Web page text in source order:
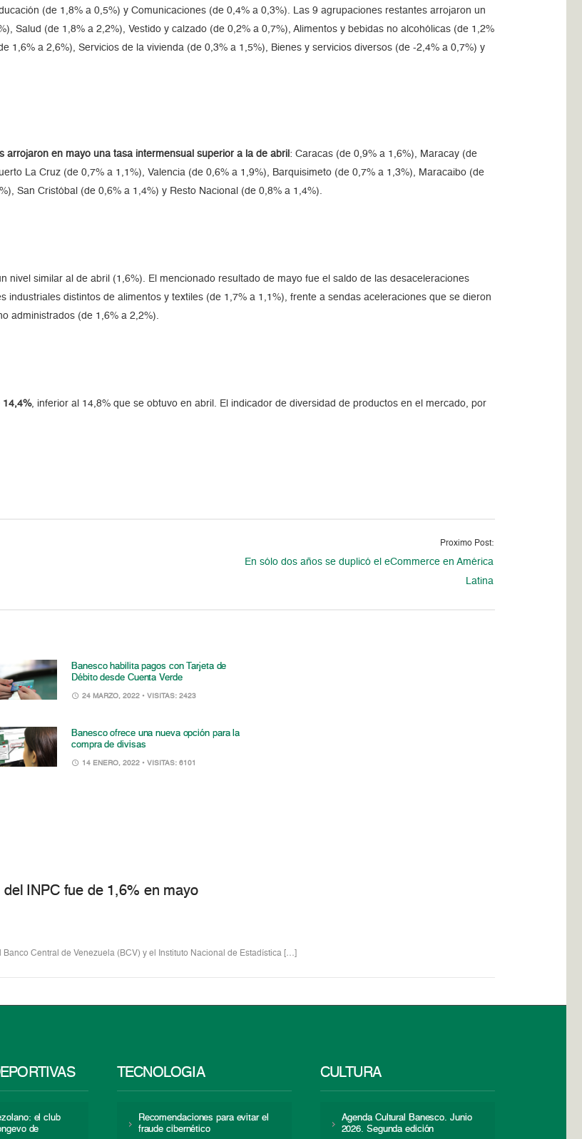
(de 1,8% a 0,5%) y Comunicaciones (de 0,4% a 0,3%). Las 9 agrupaciones restantes arrojaron un
Salud (de 1,8% a 2,2%), Vestido y calzado (de 0,2% a 0,7%), Alimentos y bebidas no alcohólicas (de 1,2%
1,6% a 2,6%), Servicios de la vivienda (de 0,3% a 1,5%), Bienes y servicios diversos (de -2,4% a 0,7%) y
en mayo una tasa intermensual superior a la de abril : Caracas (de 0,9% a 1,6%), Maracay (de
La Cruz (de 0,7% a 1,1%), Valencia (de 0,6% a 1,9%), Barquisimeto (de 0,7% a 1,3%), Maracaibo (de
San Cristóbal (de 0,6% a 1,4%) y Resto Nacional (de 0,8% a 1,4%).
nivel similar al de abril (1,6%). El mencionado resultado de mayo fue el saldo de las desaceleraciones
distintos de alimentos y textiles (de 1,7% a 1,1%), frente a sendas aceleraciones que se dieron
administrados (de 1,6% a 2,2%).
14,4%, inferior al 14,8% que se obtuvo en abril. El indicador de diversidad de productos en el mercado, por
Proximo Post:
En sólo dos años se duplicó el eCommerce en América
Latina
Banesco habilita pagos con Tarjeta de
Débito desde Cuenta Verde
24 MARZO, 2022 • VISITAS: 2423
Banesco ofrece una nueva opción para la
compra de divisas
14 ENERO, 2022 • VISITAS: 6101
INPC fue de 1,6% en mayo
Central de Venezuela (BCV) y el Instituto Nacional de Estadística […]
el club
de
TECNOLOGÍA
Recomendaciones para evitar el
fraude cibernético
CULTURA
Agenda Cultural Banesco. Junio
2026. Segunda edición